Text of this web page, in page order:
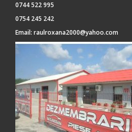
0744 522 995
0754 245 242
Email: raulroxana2000@yahoo.com